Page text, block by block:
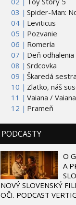
03 | Spider-Man:
04 | Leviticus
05 | Pozvanie
06 | Romería
07 | Deň odhalenia
08 | Srdcovka
09 | Škaredá sestra
10 | Zlatko, náš
11 | Vaiana / Vaiana
12 | Prameň
PODCASTY
O
A
NOVÝ SLOVENSKÝ
OČI. PODCAST